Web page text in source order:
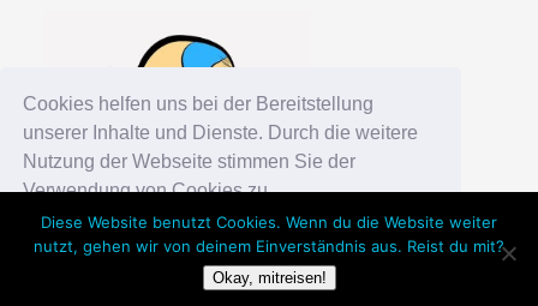
Cookies helfen uns bei der Bereitstellung
unserer Inhalte und Dienste. Durch die weitere
Nutzung der Webseite stimmen Sie der
Verwendung von Cookies zu.
Okay!
Chosen WordPress Themeby Compete Themes.
Diese Website benutzt Cookies. Wenn du die Website weiter
nutzt, gehen wir von deinem Einverständnis aus. Reist du mit?
Okay, mitreisen!